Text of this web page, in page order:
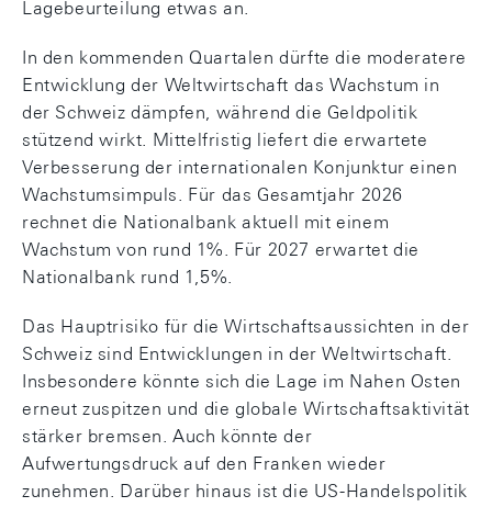
Lagebeurteilung etwas an.
In den kommenden Quartalen dürfte die moderatere
Entwicklung der Weltwirtschaft das Wachstum in
der Schweiz dämpfen, während die Geldpolitik
stützend wirkt. Mittelfristig liefert die erwartete
Verbesserung der internationalen Konjunktur einen
Wachstumsimpuls. Für das Gesamtjahr 2026
rechnet die Nationalbank aktuell mit einem
Wachstum von rund 1%. Für 2027 erwartet die
Nationalbank rund 1,5%.
Das Hauptrisiko für die Wirtschaftsaussichten in der
Schweiz sind Entwicklungen in der Weltwirtschaft.
Insbesondere könnte sich die Lage im Nahen Osten
erneut zuspitzen und die globale Wirtschaftsaktivität
stärker bremsen. Auch könnte der
Aufwertungsdruck auf den Franken wieder
zunehmen. Darüber hinaus ist die US-Handelspolitik